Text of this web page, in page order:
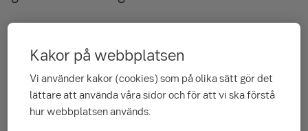
Gratis banktjänster
Kakor på webbplatsen
Vi använder kakor (cookies) som på olika sätt gör det
lättare att använda våra sidor och för att vi ska förstå
hur webbplatsen används.